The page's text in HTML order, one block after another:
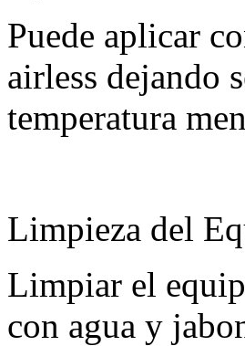
Puede aplicar
airless dejando
temperatura
Limpieza del
Limpiar el
con agua y